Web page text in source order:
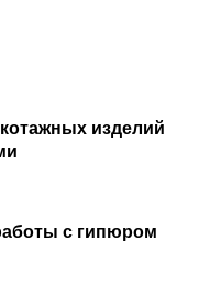
изделий
с гипюром